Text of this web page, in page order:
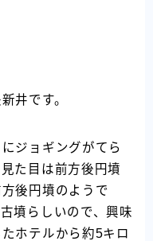
井です。
ジョギングがてら
た目は前方後円墳
後円墳のようで
墳らしいので、興味
ホテルから約5キロ